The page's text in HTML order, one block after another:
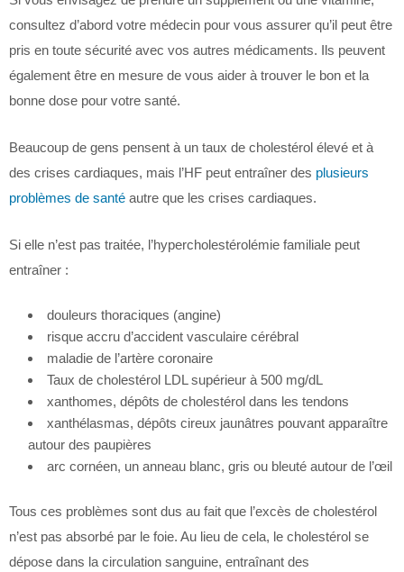
consultez d’abord votre médecin pour vous assurer qu’il peut être
pris en toute sécurité avec vos autres médicaments. Ils peuvent
également être en mesure de vous aider à trouver le bon et la
bonne dose pour votre santé.
Beaucoup de gens pensent à un taux de cholestérol élevé et à
des crises cardiaques, mais l’HF peut entraîner des plusieurs
problèmes de santé autre que les crises cardiaques.
Si elle n’est pas traitée, l’hypercholestérolémie familiale peut
entraîner :
douleurs thoraciques (angine)
risque accru d’accident vasculaire cérébral
maladie de l’artère coronaire
Taux de cholestérol LDL supérieur à 500 mg/dL
xanthomes, dépôts de cholestérol dans les tendons
xanthélasmas, dépôts cireux jaunâtres pouvant apparaître
autour des paupières
arc cornéen, un anneau blanc, gris ou bleuté autour de l’œil
Tous ces problèmes sont dus au fait que l’excès de cholestérol
n’est pas absorbé par le foie. Au lieu de cela, le cholestérol se
dépose dans la circulation sanguine, entraînant des